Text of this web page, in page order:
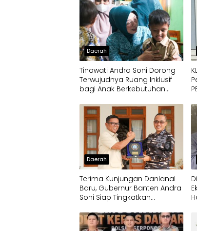
Daerah
Tinawati Andra Soni Dorong
Terwujudnya Ruang Inklusif
bagi Anak Berkebutuhan
Daerah
Terima Kunjungan Danlanal
Baru, Gubernur Banten Andra
Soni Siap Tingkatkan